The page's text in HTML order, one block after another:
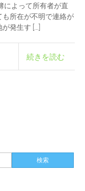
によって所有者が直
所在が不明で連絡が
発生す […]
続きを読む